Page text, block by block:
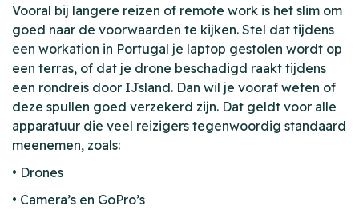
Vooral bij langere reizen of remote work is het slim om
goed naar de voorwaarden te kijken. Stel dat tijdens
een workation in Portugal je laptop gestolen wordt op
een terras, of dat je drone beschadigd raakt tijdens
een rondreis door IJsland. Dan wil je vooraf weten of
deze spullen goed verzekerd zijn. Dat geldt voor alle
apparatuur die veel reizigers tegenwoordig standaard
meenemen, zoals:
• Drones
• Camera’s en GoPro’s